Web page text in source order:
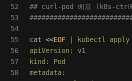
52
53
54
55
56
57
58
## curl-pod 배포 (k8s-ctr
cat <<EOF | kubectl
apiVersion: v1
kind: Pod
metadata: